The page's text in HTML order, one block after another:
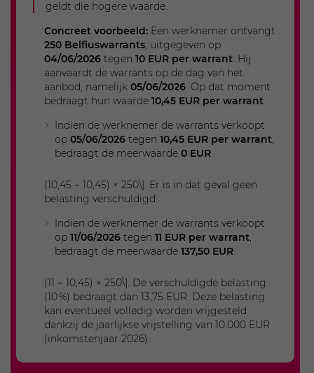
geldt die hogere waarde.
Concreet voorbeeld: Een werknemer ontvangt
250 Belfiuswarrants, uitgegeven op
04/06/2026 tegen 10 EUR per warrant. Hij
aanvaardt de warrants op de dag van het
aanbod, namelijk 05/06/2026. Op dat moment
bedraagt hun waarde 10,45 EUR per warrant.
Indien de werknemer de warrants verkoopt
op 05/06/2026 tegen 10,45 EUR per warrant,
bedraagt de meerwaarde 0 EUR
(10,45 − 10,45) × 250\]. Er is in dat geval geen
belasting verschuldigd.
Indien de werknemer de warrants verkoopt
op 11/06/2026 tegen 11 EUR per warrant,
bedraagt de meerwaarde 137,50 EUR
(11 − 10,45) × 250\]. De verschuldigde belasting
(10 %) bedraagt dan 13,75 EUR. Deze belasting
kan eventueel volledig worden vrijgesteld
dankzij de jaarlijkse vrijstelling van 10.000 EUR
(inkomstenjaar 2026).